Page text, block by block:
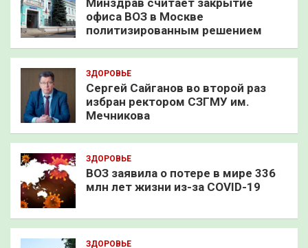
офиса ВОЗ в Москве
политизированным решением
ЗДОРОВЬЕ
Сергей Сайганов во второй раз
избран ректором СЗГМУ им.
Мечникова
ЗДОРОВЬЕ
ВОЗ заявила о потере в мире 336
млн лет жизни из-за COVID-19
ЗДОРОВЬЕ